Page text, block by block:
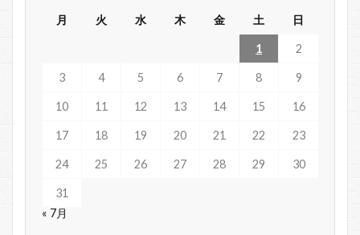
月
火 水 木 金 土 日
1 2
3 4 5 6 7 8 9
10 11 12 13 14 15 16
17 18 19 20 21 22 23
24 25 26 27 28 29 30
31
« 7月